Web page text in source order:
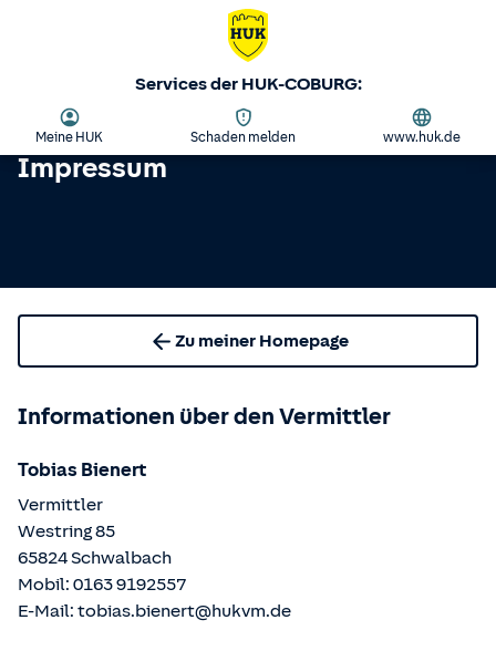
Services der HUK-COBURG:
Meine HUK Schaden melden www.huk.de
Impressum
Zu meiner Homepage
Informationen über den Vermittler
Tobias Bienert
Vermittler
Westring 85
65824Schwalbach
Mobil: 0163 9192557
E-Mail: tobias.bienert@hukvm.de